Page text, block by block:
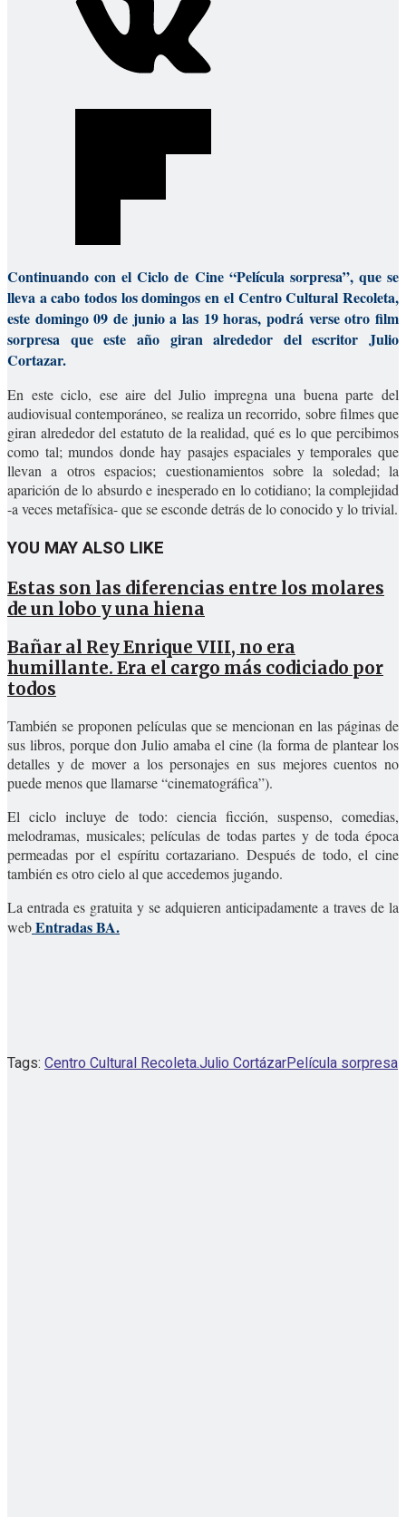
Continuando con el Ciclo de Cine “Película sorpresa”, que se
lleva a cabo todos los domingos en el Centro Cultural Recoleta,
este domingo 09 de junio a las 19 horas, podrá verse otro film
sorpresa que este año giran alrededor del escritor Julio
Cortazar.
En este ciclo, ese aire del Julio impregna una buena parte del
audiovisual contemporáneo, se realiza un recorrido, sobre filmes que
giran alrededor del estatuto de la realidad, qué es lo que percibimos
como tal; mundos donde hay pasajes espaciales y temporales que
llevan a otros espacios; cuestionamientos sobre la soledad; la
aparición de lo absurdo e inesperado en lo cotidiano; la complejidad
-a veces metafísica- que se esconde detrás de lo conocido y lo trivial.
YOU MAY ALSO LIKE
Estas son las diferencias entre los molares
de un lobo y una hiena
Bañar al Rey Enrique VIII, no era
humillante. Era el cargo más codiciado por
todos
También se proponen películas que se mencionan en las páginas de
sus libros, porque don Julio amaba el cine (la forma de plantear los
detalles y de mover a los personajes en sus mejores cuentos no
puede menos que llamarse “cinematográfica”).
El ciclo incluye de todo: ciencia ficción, suspenso, comedias,
melodramas, musicales; películas de todas partes y de toda época
permeadas por el espíritu cortazariano. Después de todo, el cine
también es otro cielo al que accedemos jugando.
La entrada es gratuita y se adquieren anticipadamente a traves de la
webEntradas BA.
Tags: Centro Cultural Recoleta.Julio CortázarPelícula sorpresa